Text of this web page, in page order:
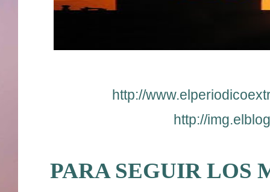
http://
http://
PARA SEGUIR LOS